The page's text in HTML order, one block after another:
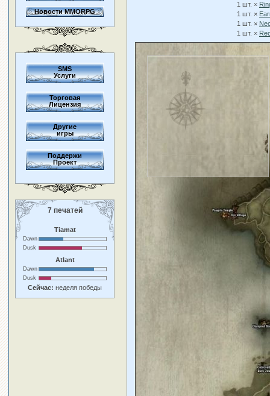
Новости MMORPG
SMS
Услуги
Торговая
Лицензия
Другие
игры
Поддержи
Проект
7 печатей
Tiamat
Dawn
Dusk
Atlant
Dawn
Dusk
Сейчас: неделя победы
1 шт. ×
1 шт. ×
1 шт. ×
1 шт. ×